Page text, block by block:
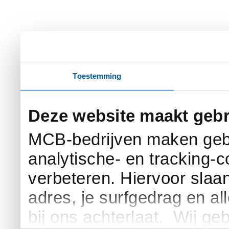
Toestemming
Deze website maakt
MCB-bedrijven maken
analytische- en tracking-
verbeteren. Hiervoor
adres, je surfgedrag en
bij ons achterlaat. Wij